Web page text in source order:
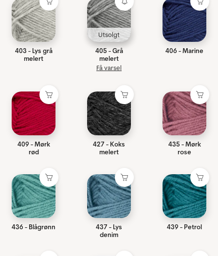
403 - Lys grå
melert
Utsolgt
405 - Grå
melert
Få varsel
406 - Marine
409 - Mørk
rød
427 - Koks
melert
435 - Mørk
rose
436 - Blågrønn
437 - Lys
denim
439 - Petrol